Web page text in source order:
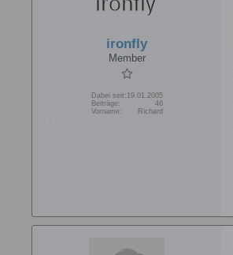
ironfly
Member
Dabei seit: 19.01.2005
Beiträge:
46
Vorname:
Richard